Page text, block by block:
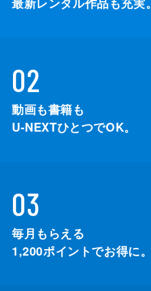
02
動画も書籍も
U-NEXTひとつでOK。
03
毎月もらえる
1,200ポイントでお得に。